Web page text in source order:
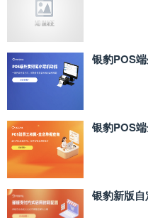
银豹POS
银豹POS
银豹新版